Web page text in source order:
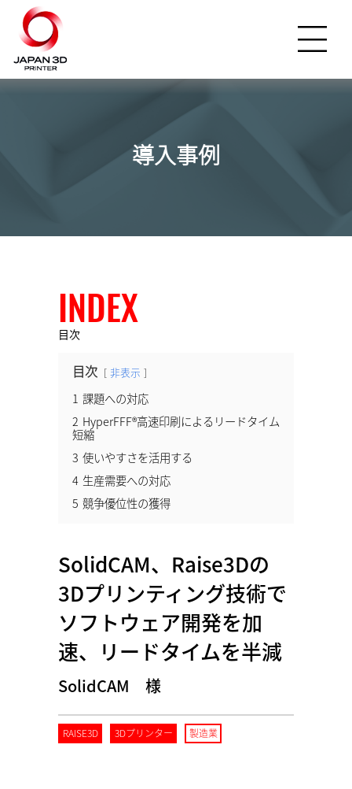
導入事例
INDEX
目次
目次 非表示
1 課題への対応
2 HyperFFF®高速印刷によるリードタイム
短縮
3 使いやすさを活用する
4 生産需要への対応
5 競争優位性の獲得
SolidCAM、Raise3Dの
3Dプリンティング技術で
ソフトウェア開発を加
速、リードタイムを半減
SolidCAM 様
RAISE3D 3Dプリンター 製造業